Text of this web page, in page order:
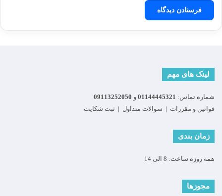
لینک های مهم
شماره تماس: 01144445321 و 09113252050
قوانین و مقررات | سوالات متداول | ثبت شکایت
زمان بندی
همه روزه ساعت: 8 الی 14
مجوزها